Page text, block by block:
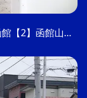
タモリさんが訪ねた、こだわりの函館【2】函館山の軍事要塞跡